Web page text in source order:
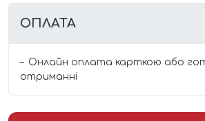
ОПЛАТА
Онлайн оплата карткою або
отриманні